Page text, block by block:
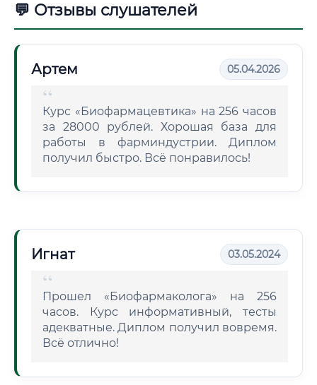
💬 Отзывы слушателей
Артем 05.04.2026
Курс «Биофармацевтика» на 256 часов
за 28000 рублей. Хорошая база для
работы в фарминдустрии. Диплом
получил быстро. Всё понравилось!
Игнат 03.05.2024
Прошел «Биофармаколога» на 256
часов. Курс информативный, тесты
адекватные. Диплом получил вовремя.
Всё отлично!